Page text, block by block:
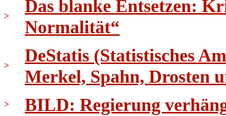
>
Das blanke Entsetzen:
Normalität“
>
DeStatis (Statistisches
Merkel, Spahn, Drosten
> BILD: Regierung